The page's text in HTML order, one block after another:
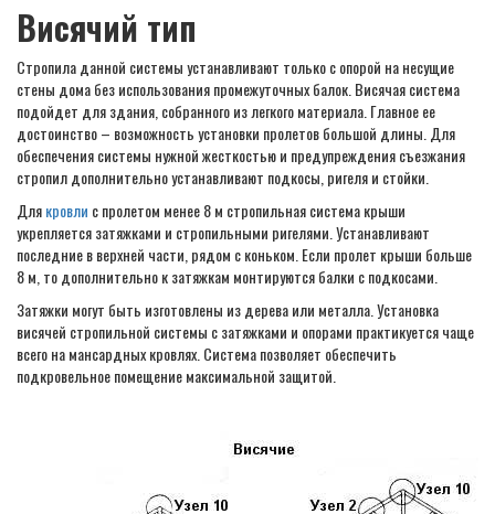
Висячий тип
Стропила данной системы устанавливают только с опорой на несущие
стены дома без использования промежуточных балок. Висячая система
подойдет для здания, собранного из легкого материала. Главное ее
достоинство – возможность установки пролетов большой длины. Для
обеспечения системы нужной жесткостью и предупреждения съезжания
стропил дополнительно устанавливают подкосы, ригеля и стойки.
Длякровли с пролетом менее 8 м стропильная система крыши
укрепляется затяжками и стропильными ригелями. Устанавливают
последние в верхней части, рядом с коньком. Если пролет крыши больше
8 м, то дополнительно к затяжкам монтируются балки с подкосами.
Затяжки могут быть изготовлены из дерева или металла. Установка
висячей стропильной системы с затяжками и опорами практикуется чаще
всего на мансардных кровлях. Система позволяет обеспечить
подкровельное помещение максимальной защитой.